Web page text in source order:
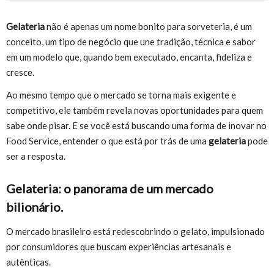
Gelaterianão é apenas um nome bonito para sorveteria, é um
conceito, um tipo de negócio que une tradição, técnica e sabor
em um modelo que, quando bem executado, encanta, fideliza e
cresce.
Ao mesmo tempo que o mercado se torna mais exigente e
competitivo, ele também revela novas oportunidades para quem
sabe onde pisar. E se você está buscando uma forma de inovar no
Food Service, entender o que está por trás de uma gelateriapode
ser a resposta.
Gelateria: o panorama de um mercado
bilionário.
O mercado brasileiro está redescobrindo o gelato, impulsionado
por consumidores que buscam experiências artesanais e
autênticas.